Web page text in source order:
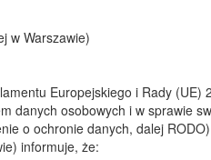
w Warszawie)
Europejskiego i Rady (UE)
danych osobowych i w sprawie
o ochronie danych, dalej
informuje, że: